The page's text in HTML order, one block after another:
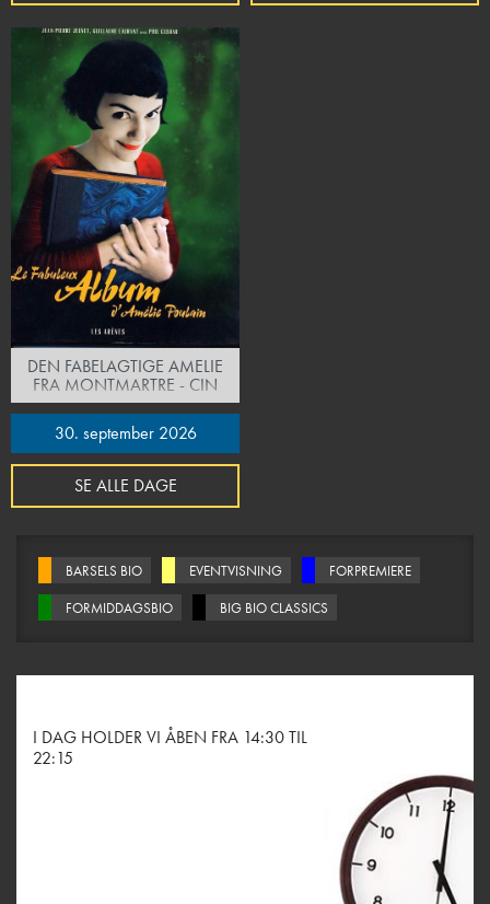
DEN FABELAGTIGE AMELIE
FRA MONTMARTRE - CIN
30. september 2026
SE ALLE DAGE
BARSELS BIO EVENTVISNING
FORPREMIERE
FORMIDDAGSBIO
BIG BIO CLASSICS
I DAG HOLDER VI ÅBEN FRA 14:30 TIL
22:15